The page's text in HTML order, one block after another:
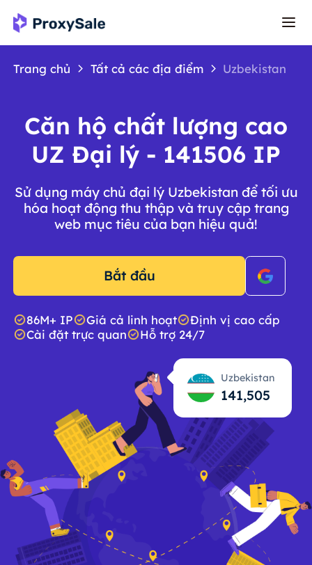
Trang chủ Tất cả các địa điểm Uzbekistan
Căn hộ chất lượng cao
UZ Đại lý - 141506 IP
Sử dụng máy chủ đại lý Uzbekistan để tối ưu
hóa hoạt động thu thập và truy cập trang
web mục tiêu của bạn hiệu quả!
Bắt đầu
86M+ IP Giá cả linh hoạt
Định vị cao cấp
Cài đặt trực quan
Hỗ trợ 24/7
Uzbekistan
141,506